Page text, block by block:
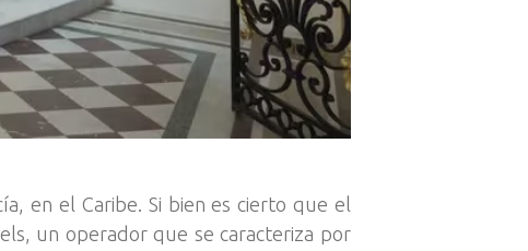
en el Caribe. Si bien es cierto que el
un operador que se caracteriza por